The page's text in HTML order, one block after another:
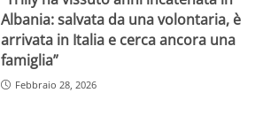
Albania: salvata da una volontaria, è
arrivata in Italia e cerca ancora una
famiglia”
Febbraio 28, 2026